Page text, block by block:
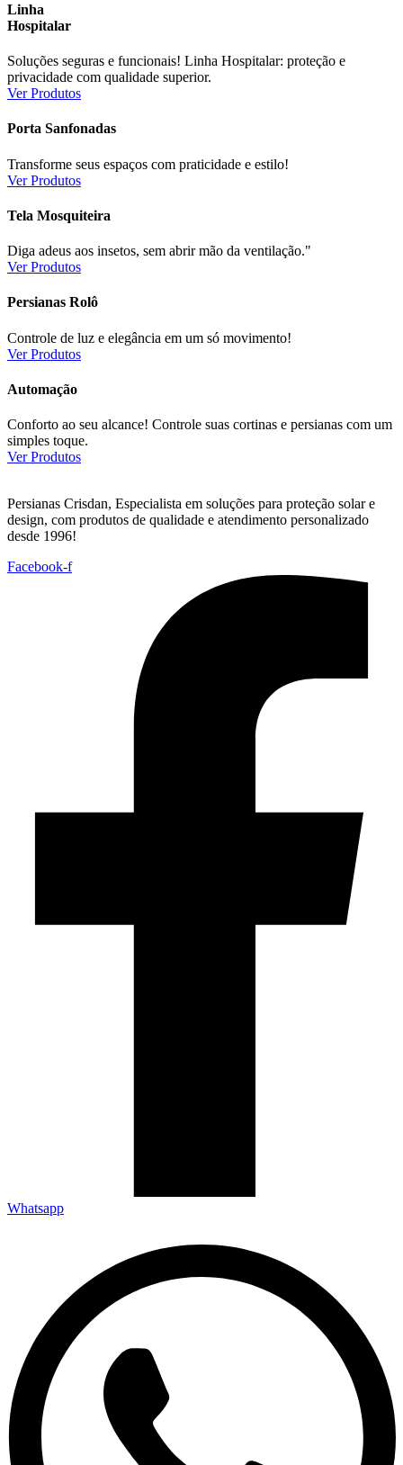
Linha
Hospitalar
Soluções seguras e funcionais! Linha Hospitalar: proteção e
privacidade com qualidade superior.
Ver Produtos
Porta Sanfonadas
Transforme seus espaços com praticidade e estilo!
Ver Produtos
Tela Mosquiteira
Diga adeus aos insetos, sem abrir mão da ventilação."
Ver Produtos
Persianas Rolô
Controle de luz e elegância em um só movimento!
Ver Produtos
Automação
Conforto ao seu alcance! Controle suas cortinas e persianas com um
simples toque.
Ver Produtos
Persianas Crisdan, Especialista em soluções para proteção solar e
design, com produtos de qualidade e atendimento personalizado
desde 1996!
Facebook-f
Whatsapp